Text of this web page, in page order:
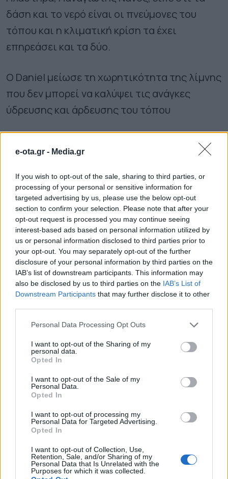
e-ota.gr - Media.gr
If you wish to opt-out of the sale, sharing to third parties, or
processing of your personal or sensitive information for
targeted advertising by us, please use the below opt-out
section to confirm your selection. Please note that after your
opt-out request is processed you may continue seeing
interest-based ads based on personal information utilized by
us or personal information disclosed to third parties prior to
your opt-out. You may separately opt-out of the further
disclosure of your personal information by third parties on the
IAB’s list of downstream participants. This information may
also be disclosed by us to third parties on the IAB’s List of
Downstream Participants that may further disclose it to other
Personal Data Processing Opt Outs
I want to opt-out of the Sharing of my
personal data.
Opted In
I want to opt-out of the Sale of my
Personal Data.
Opted In
I want to opt-out of processing my
Personal Data for Targeted Advertising.
Opted In
I want to opt-out of Collection, Use,
Retention, Sale, and/or Sharing of my
Personal Data that Is Unrelated with the
Purposes for which it was collected.
δάση και το νερό είναι οι πνεύμονες του
τόπου και η κλιματική κρίση τα έχει
επηρεάσει και τα δύο.
Ο Daniel μείωσε τη χωρητικότητα της λίμνης
που δεν μπορεί να καλύψει τις ανάγκες
ύδρευσης και άρδευσης του τόπου
σχέδιο διαχείρισης, από την καθαριότητα,
ως την ποικιλία των δέντρων.
Ανάλογη ήταν και η τοποθέτηση του
δημάρχου Αργιθέας, Ανδρέα Στεργίου, ο
οποίος είπε ότι οι πρόσφατες κακοκαιρίες
δείχνουν τις επιπτώσεις της κλιματικής
κρίσης.
Και ο ίδιος σημείωσε ότι ζητούμενο για τα
ανθεκτικότητα, εκτιμώντας ότι οι δράσεις
που βρίσκονται σε εξέλιξη είναι στη σωστή
κατεύθυνση σε όλη τη Θεσσαλία.
Μάλιστα, λέγοντας ότι η Ελλάδα, μαζί με τη
Σλοβενία είναι οι πιο ορεινές χώρες της
Ευρώπης, συνηγορεί στην απαίτηση
συντονισμού των δράσεων για τις ορεινές
περιοχές και σε θέματα δασοπροστασίας.